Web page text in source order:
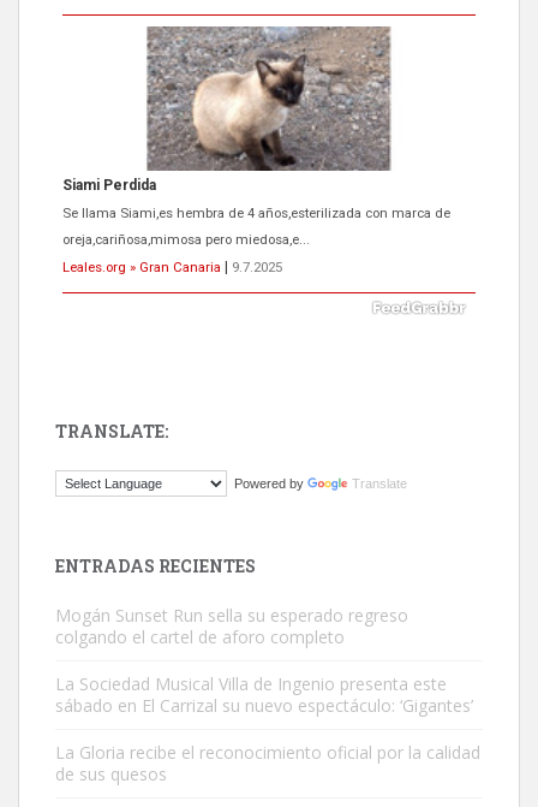
ADOPCIÓN URGENTE GATA TEROR GRAN CANARIA
El ayuntamiento se va a llevar a Los Gatos callejeros de la zona los
próximos días, ella incluida...
Leales.org » Gran Canaria
9.7.2025
Este gato macho ha aparecido en la calle hace menos de un mes,
Busco adopción responsable para mi perra. Pastor alemán,
TRANSLATE:
Powered by Translate
ENTRADAS RECIENTES
Mogán Sunset Run sella su esperado regreso
colgando el cartel de aforo completo
La Sociedad Musical Villa de Ingenio presenta este
sábado en El Carrizal su nuevo espectáculo: ‘Gigantes’
La Gloria recibe el reconocimiento oficial por la calidad
de sus quesos